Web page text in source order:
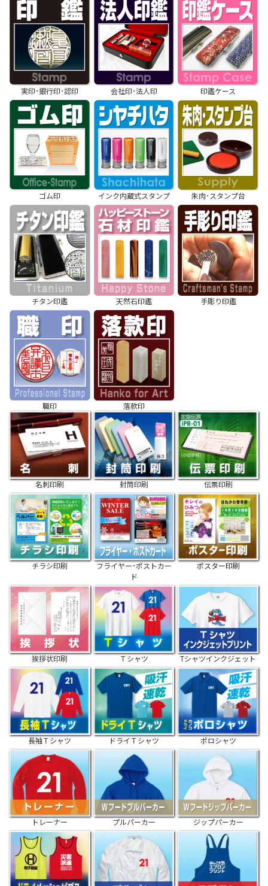
実印･銀行印･認印 会社印･法人印 印鑑ケース
ゴム印 インク内蔵式スタンプ 朱肉･スタンプ台
チタン印鑑 天然石印鑑 手彫り印鑑
職印 落款印
名刺印刷 封筒印刷 伝票印刷
チラシ印刷
フライヤー･ポストカー
ド
ポスター印刷
挨拶状印刷 Ｔシャツ Tシャツインクジェット
長袖Ｔシャツ ドライＴシャツ ポロシャツ
トレーナー プルパーカー ジップパーカー